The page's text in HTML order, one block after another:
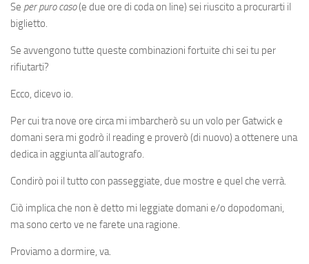
Se per puro caso(e due ore di coda on line) sei riuscito a procurarti il
biglietto.
Se avvengono tutte queste combinazioni fortuite chi sei tu per
rifiutarti?
Ecco, dicevo io.
Per cui tra nove ore circa mi imbarcherò su un volo per Gatwick e
domani sera mi godrò il reading e proverò (di nuovo) a ottenere una
dedica in aggiunta all’autografo.
Condirò poi il tutto con passeggiate, due mostre e quel che verrà.
Ciò implica che non è detto mi leggiate domani e/o dopodomani,
ma sono certo ve ne farete una ragione.
Proviamo a dormire, va.